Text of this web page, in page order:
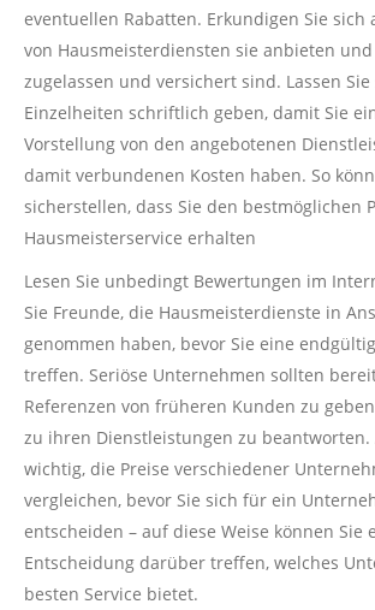
eventuellen Rabatten. Erkundigen Sie sich
von Hausmeisterdiensten sie anbieten
zugelassen und versichert sind. Lassen
Einzelheiten schriftlich geben, damit Sie
Vorstellung von den angebotenen
damit verbundenen Kosten haben. So
sicherstellen, dass Sie den bestmöglichen
Hausmeisterservice erhalten
Lesen Sie unbedingt Bewertungen im
Sie Freunde, die Hausmeisterdienste in
genommen haben, bevor Sie eine
treffen. Seriöse Unternehmen sollten
Referenzen von früheren Kunden zu
zu ihren Dienstleistungen zu beantworten.
wichtig, die Preise verschiedener
vergleichen, bevor Sie sich für ein
entscheiden – auf diese Weise können Sie
Entscheidung darüber treffen, welches
besten Service bietet.